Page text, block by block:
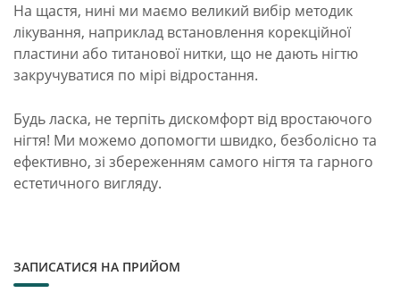
На щастя, нині ми маємо великий вибір методик
лікування, наприклад встановлення корекційної
пластини або титанової нитки, що не дають нігтю
закручуватися по мірі відростання.
Будь ласка, не терпіть дискомфорт від вростаючого
нігтя! Ми можемо допомогти швидко, безболісно та
ефективно, зі збереженням самого нігтя та гарного
естетичного вигляду.
ЗАПИСАТИСЯ НА ПРИЙОМ